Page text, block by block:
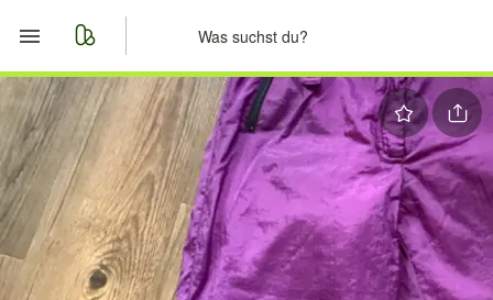
Start
Merkliste
Nachrichten
Anzeige aufgeben